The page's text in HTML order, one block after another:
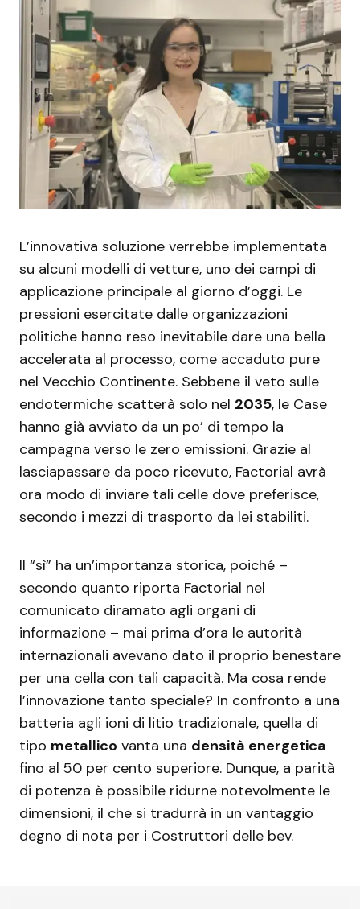
L’innovativa soluzione verrebbe implementata
su alcuni modelli di vetture, uno dei campi di
applicazione principale al giorno d’oggi. Le
pressioni esercitate dalle organizzazioni
politiche hanno reso inevitabile dare una bella
accelerata al processo, come accaduto pure
nel Vecchio Continente. Sebbene il veto sulle
endotermiche scatterà solo nel 2035, le Case
hanno già avviato da un po’ di tempo la
campagna verso le zero emissioni. Grazie al
lasciapassare da poco ricevuto, Factorial avrà
ora modo di inviare tali celle dove preferisce,
secondo i mezzi di trasporto da lei stabiliti.
Il “sì” ha un’importanza storica, poiché –
secondo quanto riporta Factorial nel
comunicato diramato agli organi di
informazione – mai prima d’ora le autorità
internazionali avevano dato il proprio benestare
per una cella con tali capacità. Ma cosa rende
l’innovazione tanto speciale? In confronto a una
batteria agli ioni di litio tradizionale, quella di
tipo metallico vanta una densità energetica
fino al 50 per cento superiore. Dunque, a parità
di potenza è possibile ridurne notevolmente le
dimensioni, il che si tradurrà in un vantaggio
degno di nota per i Costruttori delle bev.